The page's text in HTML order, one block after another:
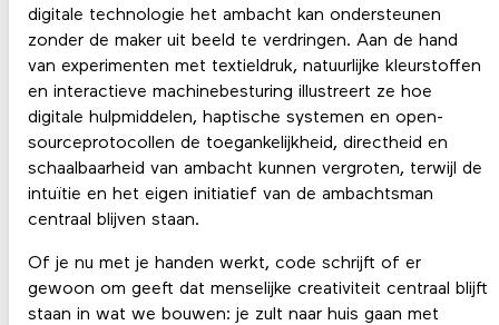
digitale technologie het ambacht kan ondersteunen
zonder de maker uit beeld te verdringen. Aan de hand
van experimenten met textieldruk, natuurlijke kleurstoffen
en interactieve machinebesturing illustreert ze hoe
digitale hulpmiddelen, haptische systemen en open-
sourceprotocollen de toegankelijkheid, directheid en
schaalbaarheid van ambacht kunnen vergroten, terwijl de
intuïtie en het eigen initiatief van de ambachtsman
centraal blijven staan.
Of je nu met je handen werkt, code schrijft of er
gewoon om geeft dat menselijke creativiteit centraal blijft
staan in wat we bouwen: je zult naar huis gaan met